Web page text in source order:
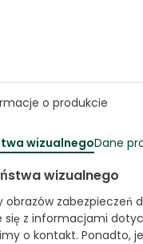
o produkcie
wizualnegoDane
wizualnego
zabezpieczeń
się z informacjami
o kontakt. Ponadto,